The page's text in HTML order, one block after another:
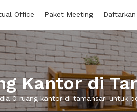
Office Paket Meeting
Kantor di
0 ruang kantor di tamansari untuk